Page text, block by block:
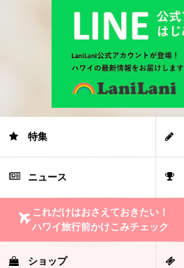
特集
ニュース
これだけはおさえておきたい！
ハワイ旅行前かけこみチェック
ショップ